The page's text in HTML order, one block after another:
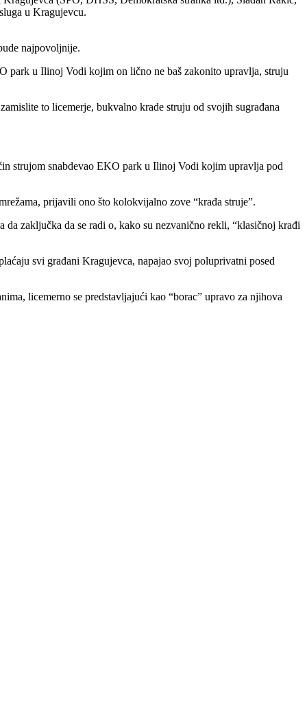
u Kragujevcu.
najpovoljnije.
park u Ilinoj Vodi kojim on lično ne baš zakonito upravlja, struju
to licemerje, bukvalno krade struju od svojih sugrađana
strujom snabdevao EKO park u Ilinoj Vodi kojim upravlja pod
prijavili ono što kolokvijalno zove “krađa struje”.
da zaključka da se radi o, kako su nezvanično rekli, “klasičnoj krađi
svi građani Kragujevca, napajao svoj poluprivatni posed
licemerno se predstavljajući kao “borac” upravo za njihova